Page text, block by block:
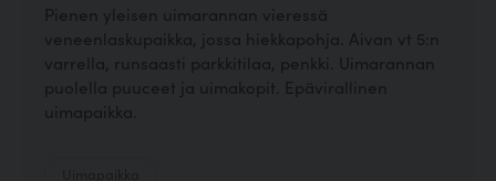
Pienen yleisen uimarannan vieressä
veneenlaskupaikka, jossa hiekkapohja. Aivan vt 5:n
varrella, runsaasti parkkitilaa, penkki. Uimarannan
puolella puuceet ja uimakopit. Epävirallinen
uimapaikka.